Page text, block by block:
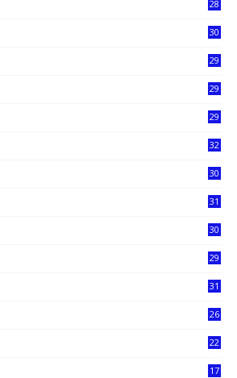
28
30
29
29
29
32
30
31
30
29
31
26
22
17